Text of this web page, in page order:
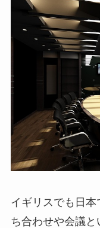
イギリスでも日
ち合わせや会議